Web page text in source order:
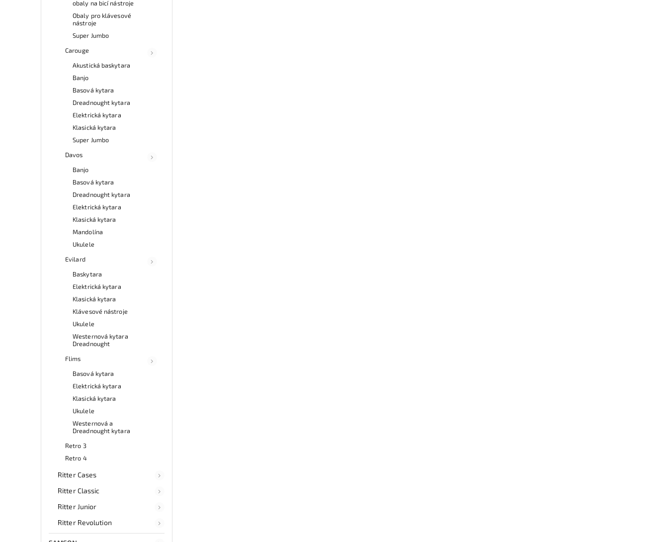
obaly na bicí nástroje
Obaly pro klávesové
nástroje
Super Jumbo
Carouge
Akustická baskytara
Banjo
Basová kytara
Dreadnought kytara
Elektrická kytara
Klasická kytara
Super Jumbo
Davos
Banjo
Basová kytara
Dreadnought kytara
Elektrická kytara
Klasická kytara
Mandolína
Ukulele
Evilard
Baskytara
Elektrická kytara
Klasická kytara
Klávesové nástroje
Ukulele
Westernová kytara
Dreadnought
Flims
Basová kytara
Elektrická kytara
Klasická kytara
Ukulele
Westernová a
Dreadnought kytara
Retro 3
Retro 4
Ritter Cases
Ritter Classic
Ritter Junior
Ritter Revolution